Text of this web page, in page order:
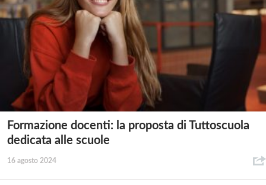
Formazione docenti: la proposta di Tuttoscuola
dedicata alle scuole
16 agosto 2024